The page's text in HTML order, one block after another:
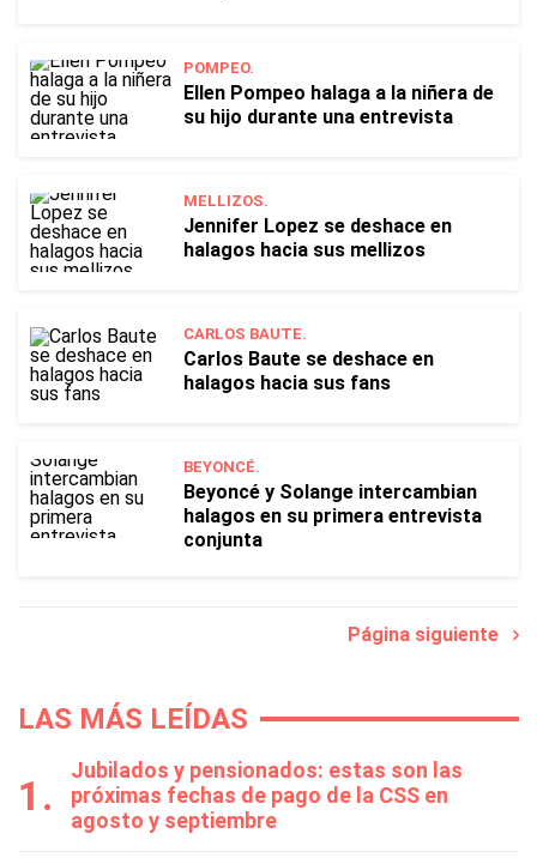
POMPEO.
Ellen Pompeo halaga a la niñera de
su hijo durante una entrevista
MELLIZOS.
Jennifer Lopez se deshace en
halagos hacia sus mellizos
CARLOS BAUTE.
Carlos Baute se deshace en
halagos hacia sus fans
BEYONCÉ.
Beyoncé y Solange intercambian
halagos en su primera entrevista
conjunta
Página siguiente
LAS MÁS LEÍDAS
Jubilados y pensionados: estas son las
próximas fechas de pago de la CSS en
agosto y septiembre